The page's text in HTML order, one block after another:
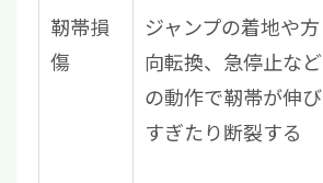
靭帯損
傷
ジャンプの着地や方
向転換、急停止など
の動作で靭帯が伸び
すぎたり断裂する